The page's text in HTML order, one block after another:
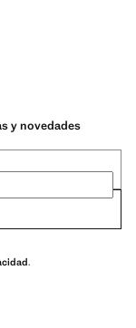
y novedades
.